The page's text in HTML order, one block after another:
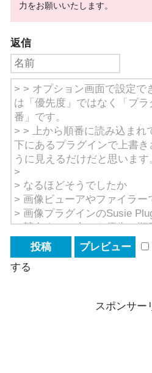
力をお願いいたします。
返信
する
スポンサー